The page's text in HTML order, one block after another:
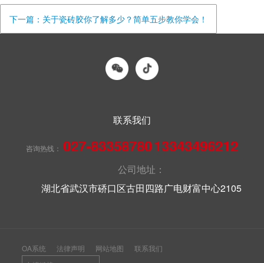
下一篇：关于瓷砖胶你了解多少？简单五步教你学会！
联系我们
咨询热线： 027-8335878013343496212
公司地址：
湖北省武汉市硚口区古田四路广电财富中心2105
OA系统 法律声明 网站地图
联系我们